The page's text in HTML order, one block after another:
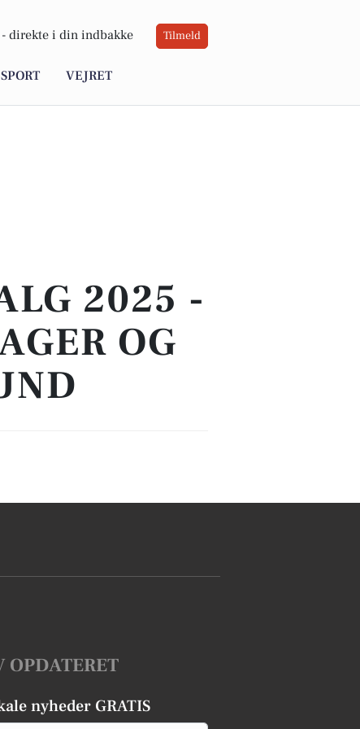
direkte i din indbakke Tilmeld
SPORT VEJRET
2025 -
OG
OPDATERET
nyheder GRATIS